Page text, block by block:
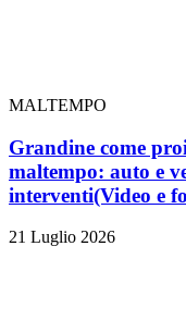
MALTEMPO
Grandine come
maltempo: auto e
interventi(Video e
21 Luglio 2026